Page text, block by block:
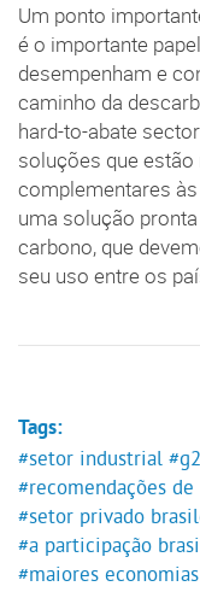
Um ponto
é o importante
desempenham e
caminho da
hard-to-abate
soluções que
complementares
uma solução
carbono, que
seu uso entre os
Tags:
#setor industrial
#recomendações
#setor privado
#a participação
#maiores